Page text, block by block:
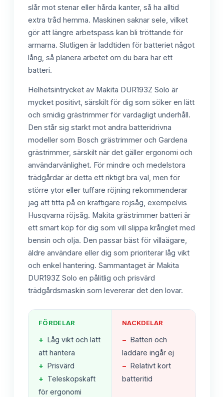
slår mot stenar eller hårda kanter, så ha alltid
extra tråd hemma. Maskinen saknar sele, vilket
gör att längre arbetspass kan bli tröttande för
armarna. Slutligen är laddtiden för batteriet något
lång, så planera arbetet om du bara har ett
batteri.
Helhetsintrycket av Makita DUR193Z Solo är
mycket positivt, särskilt för dig som söker en lätt
och smidig grästrimmer för vardagligt underhåll.
Den står sig starkt mot andra batteridrivna
modeller som Bosch grästrimmer och Gardena
grästrimmer, särskilt när det gäller ergonomi och
användarvänlighet. För mindre och medelstora
trädgårdar är detta ett riktigt bra val, men för
större ytor eller tuffare röjning rekommenderar
jag att titta på en kraftigare röjsåg, exempelvis
Husqvarna röjsåg. Makita grästrimmer batteri är
ett smart köp för dig som vill slippa krånglet med
bensin och olja. Den passar bäst för villaägare,
äldre användare eller dig som prioriterar låg vikt
och enkel hantering. Sammantaget är Makita
DUR193Z Solo en pålitlig och prisvärd
trädgårdsmaskin som levererar det den lovar.
FÖRDELAR
+ Låg vikt och lätt
att hantera
+ Prisvärd
+ Teleskopskaft
för ergonomi
NACKDELAR
− Batteri och
laddare ingår ej
− Relativt kort
batteritid